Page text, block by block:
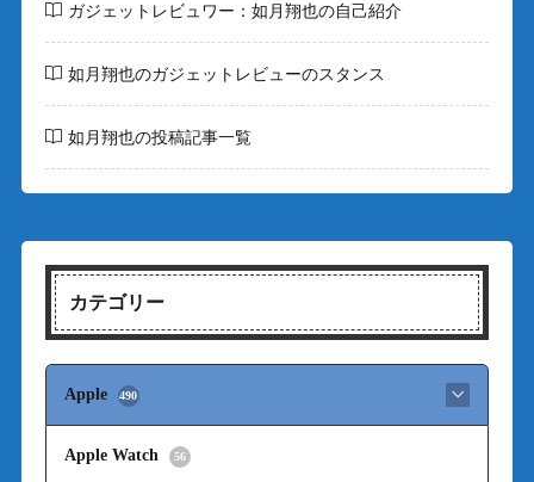
ガジェットレビュワー：如月翔也の自己紹介
如月翔也のガジェットレビューのスタンス
如月翔也の投稿記事一覧
カテゴリー
Apple 490
Apple Watch 56